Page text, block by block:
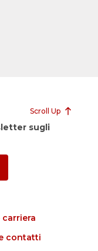
Scroll Up
sugli
carriera
contatti